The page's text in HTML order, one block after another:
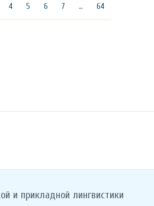
4 5 6 7 … 64
и прикладной лингвистики